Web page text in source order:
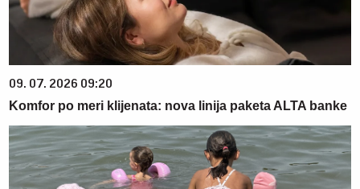
09. 07. 2026 09:20
Komfor po meri klijenata: nova linija paketa ALTA banke